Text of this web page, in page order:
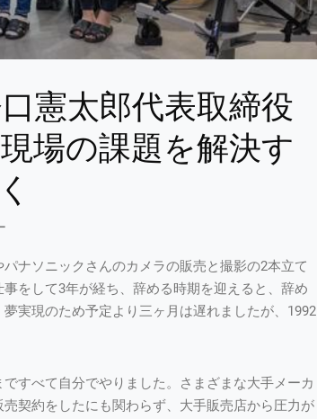
憲太郎代表取締役
場の課題を解決す
ナソニックさんのカメラの販売と撮影の2本立て
をして3年が経ち、辞める時期を迎えると、辞め
実現のため予定より三ヶ月は遅れましたが、1992
すべて自分でやりました。さまざまな大手メーカ
契約をしたにも関わらず、大手販売店から圧力が